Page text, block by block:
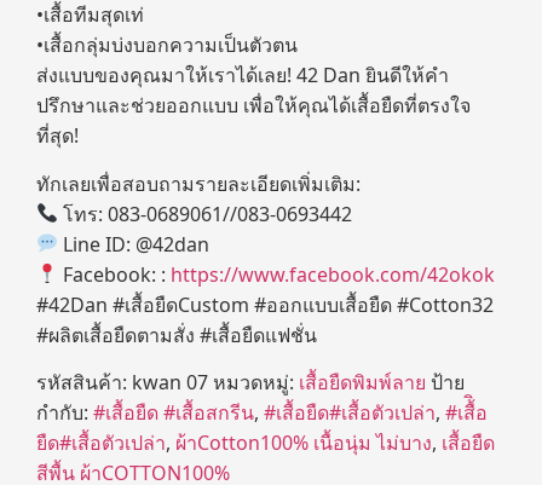
•เสื้อทีมสุดเท่
•เสื้อกลุ่มบ่งบอกความเป็นตัวตน
ส่งแบบของคุณมาให้เราได้เลย! 42 Dan ยินดีให้คำ
ปรึกษาและช่วยออกแบบ เพื่อให้คุณได้เสื้อยืดที่ตรงใจ
ที่สุด!
ทักเลยเพื่อสอบถามรายละเอียดเพิ่มเติม:
โทร: 083-0689061//083-0693442
Line ID: @42dan
Facebook: : https://www.facebook.com/42okok
#42Dan #เสื้อยืดCustom #ออกแบบเสื้อยืด #Cotton32
#ผลิตเสื้อยืดตามสั่ง #เสื้อยืดแฟชั่น
รหัสสินค้า: kwan 07หมวดหมู่: เสื้อยืดพิมพ์ลาย ป้าย
กำกับ: #เสื้อยืด #เสื้อสกรีน, #เสื้อยืด#เสื้อตัวเปล่า, #เสื้ิอ
ยืด#เสื้อตัวเปล่า, ผ้าCotton100% เนื้อนุ่ม ไม่บาง, เสื้อยืด
สีพื้น ผ้าCOTTON100%